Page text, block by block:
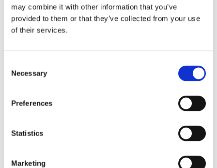
may combine it with other information that you’ve
provided to them or that they’ve collected from your use
of their services.
Selection
Necessary
Preferences
Statistics
Marketing
nybygge